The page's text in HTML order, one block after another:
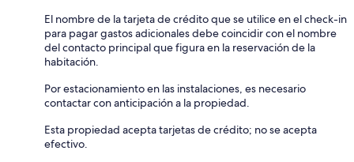
El nombre de la tarjeta de crédito que se utilice en el check-in
para pagar gastos adicionales debe coincidir con el nombre
del contacto principal que figura en la reservación de la
habitación.
Por estacionamiento en las instalaciones, es necesario
contactar con anticipación a la propiedad.
Esta propiedad acepta tarjetas de crédito; no se acepta
efectivo.